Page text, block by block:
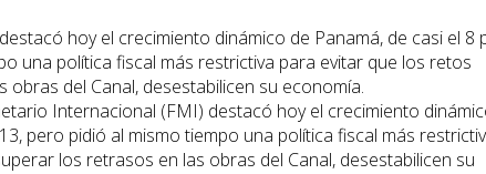
hoy el crecimiento dinámico de Panamá, de casi el 8
una política fiscal más restrictiva para evitar que los retos
del Canal, desestabilicen su economía.
Internacional (FMI) destacó hoy el crecimiento
pero pidió al mismo tiempo una política fiscal más
los retrasos en las obras del Canal, desestabilicen su